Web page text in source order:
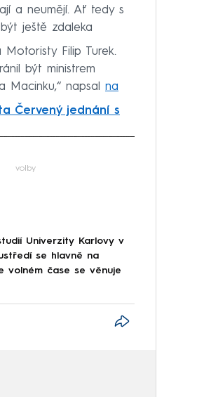
a neumějí. Ať tedy s
ještě zdaleka
Filip Turek.
být ministrem
Macinku,“ napsal na
Červený jednání s
volby
Univerzity Karlovy v
se hlavně na
volném čase se věnuje